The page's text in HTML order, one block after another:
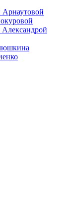
Арнаутовой
Александрой